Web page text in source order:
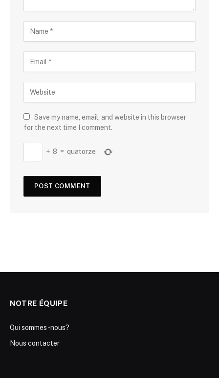
Save my name, email, and website in this browser
for the next time I comment.
+ 8 = quatorze
NOTRE ÉQUIPE
Qui sommes-nous?
Nous contacter